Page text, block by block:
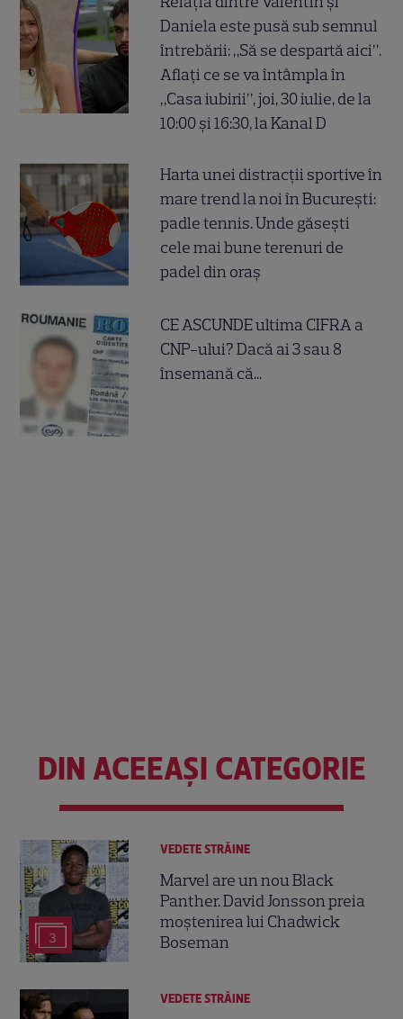
Daniela este pusă sub semnul
întrebării: „Să se despartă aici”.
Aflați ce se va întâmpla în
„Casa iubirii”, joi, 30 iulie, de la
10:00 și 16:30, la Kanal D
Harta unei distracții sportive în
mare trend la noi în București:
padle tennis. Unde găsești
cele mai bune terenuri de
padel din oraș
CE ASCUNDE ultima CIFRA a
CNP-ului? Dacă ai 3 sau 8
însemană că...
DIN ACEEAȘI CATEGORIE
3
VEDETE STRĂINE
Marvel are un nou Black
Panther. David Jonsson preia
moștenirea lui Chadwick
Boseman
VEDETE STRĂINE